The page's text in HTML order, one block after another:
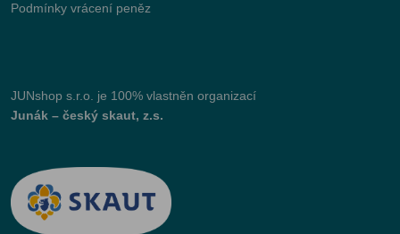
Podmínky vrácení peněz
JUNshop s.r.o.
je 100% vlastněn organizací
Junák – český skaut, z.s.